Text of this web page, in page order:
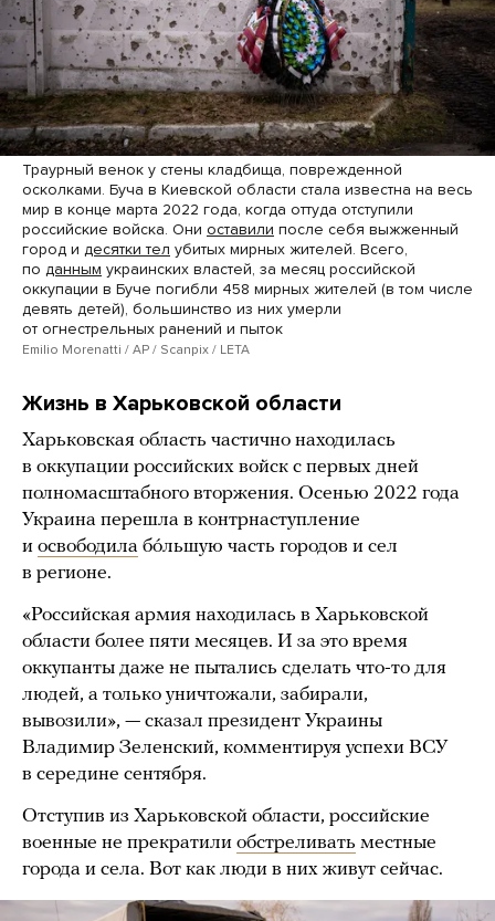
Траурный венок у стены кладбища, поврежденной
осколками. Буча в Киевской области стала известна на весь
мир в конце марта 2022 года, когда оттуда отступили
российские войска. Они оставили после себя выжженный
город и десятки тел убитых мирных жителей. Всего,
по данным украинских властей, за месяц российской
оккупации в Буче погибли 458 мирных жителей (в том числе
девять детей), большинство из них умерли
от огнестрельных ранений и пыток
Emilio Morenatti / AP / Scanpix / LETA
Жизнь в Харьковской области
Харьковская область частично находилась
в оккупации российских войск с первых дней
полномасштабного вторжения. Осенью 2022 года
Украина перешла в контрнаступление
и освободила бóльшую часть городов и сел
в регионе.
«Российская армия находилась в Харьковской
области более пяти месяцев. И за это время
оккупанты даже не пытались сделать что-то для
людей, а только уничтожали, забирали,
вывозили», — сказал президент Украины
Владимир Зеленский, комментируя успехи ВСУ
в середине сентября.
Отступив из Харьковской области, российские
военные не прекратили обстреливать местные
города и села. Вот как люди в них живут сейчас.